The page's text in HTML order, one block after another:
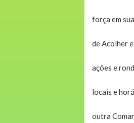
força em
de Acolher
ações e
locais e
outra